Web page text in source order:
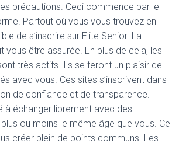
précautions. Ceci commence par le
Partout où vous vous trouvez en
de s’inscrire sur Elite Senior. La
vous être assurée. En plus de cela, les
très actifs. Ils se feront un plaisir de
avec vous. Ces sites s’inscrivent dans
de confiance et de transparence.
à échanger librement avec des
ou moins le même âge que vous. Ce
créer plein de points communs. Les